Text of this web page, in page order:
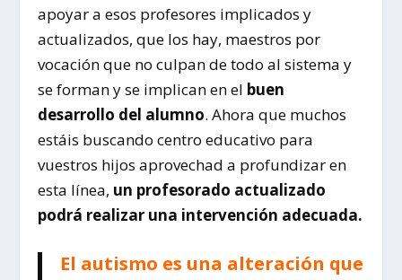
apoyar a esos profesores implicados y
actualizados, que los hay, maestros por
vocación que no culpan de todo al sistema y
se forman y se implican en el buen
desarrollo del alumno. Ahora que muchos
estáis buscando centro educativo para
vuestros hijos aprovechad a profundizar en
esta línea, un profesorado actualizado
podrá realizar una intervención adecuada.
El autismo es una alteración que